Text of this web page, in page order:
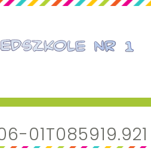
01T085919.921